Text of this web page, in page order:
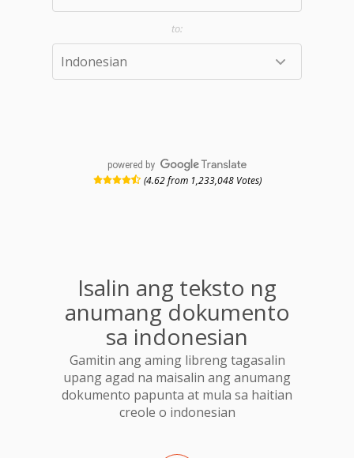
powered by
(4.62 from 1,233,048 Votes)
Isalin ang teksto ng
anumang dokumento
sa indonesian
Gamitin ang aming libreng tagasalin
upang agad na maisalin ang anumang
dokumento papunta at mula sa haitian
creole o indonesian